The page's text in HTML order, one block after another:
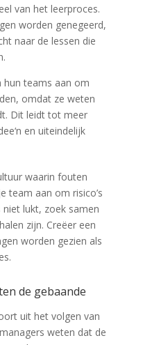
van het leerproces.
worden genegeerd,
naar de lessen die
hun teams aan om
omdat ze weten
Dit leidt tot meer
en uiteindelijk
waarin fouten
team aan om risico’s
lukt, zoek samen
zijn. Creëer een
worden gezien als
de gebaande
uit het volgen van
weten dat de